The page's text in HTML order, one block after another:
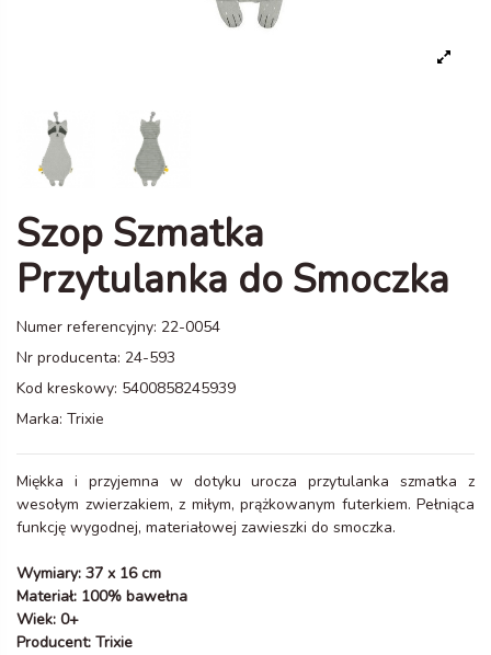
Szop Szmatka
Przytulanka do Smoczka
Numer referencyjny: 22-0054
Nr producenta: 24-593
Kod kreskowy: 5400858245939
Marka: Trixie
Miękka i przyjemna w dotyku urocza przytulanka szmatka z
wesołym zwierzakiem, z miłym, prążkowanym futerkiem. Pełniąca
funkcję wygodnej, materiałowej zawieszki do smoczka.
Wymiary: 37 x 16 cm
Materiał: 100% bawełna
Wiek: 0+
Producent: Trixie